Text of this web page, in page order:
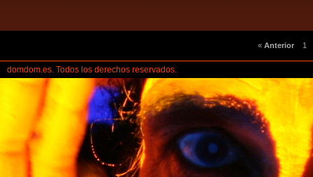
« Anterior 1
domdom.es. Todos los derechos reservados.